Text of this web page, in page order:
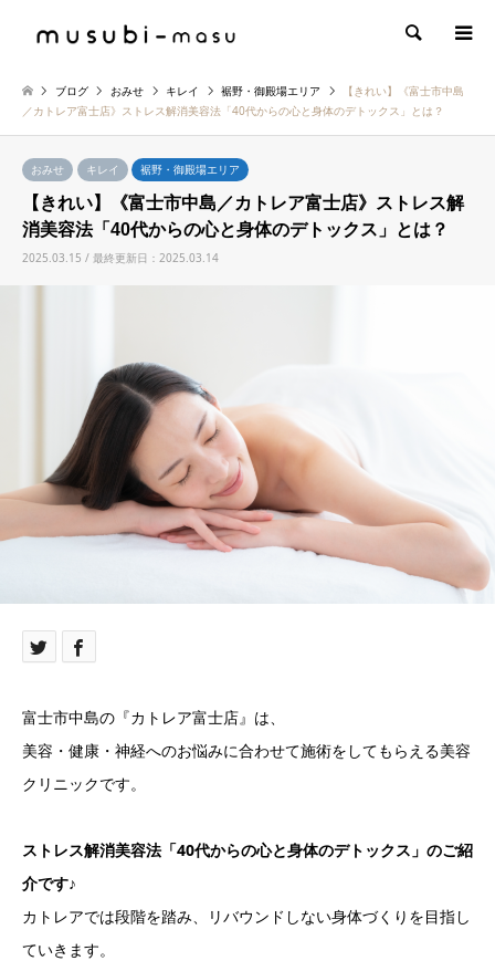
検索
ブログ おみせ キレイ 裾野・御殿場エリア
【きれい】《富士市中島
／カトレア富士店》ストレス解消美容法「40代からの心と身体のデトックス」とは？
おみせ キレイ 裾野・御殿場エリア
【きれい】《富士市中島／カトレア富士店》ストレス解
消美容法「40代からの心と身体のデトックス」とは？
2025.03.15 / 最終更新日：2025.03.14
富士市中島の『カトレア富士店』は、
美容・健康・神経へのお悩みに合わせて施術をしてもらえる美容
クリニックです。
ストレス解消美容法「40代からの心と身体のデトックス」のご紹
介です♪
カトレアでは段階を踏み、リバウンドしない身体づくりを目指し
ていきます。